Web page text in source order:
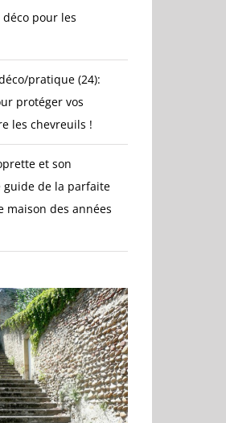
déco pour les
pratique (24):
protéger vos
les chevreuils !
et son
de la parfaite
maison des années